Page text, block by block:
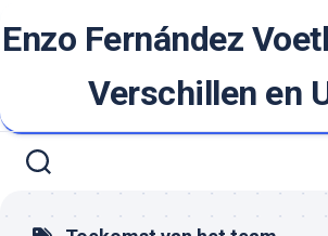
naar
Enzo Fernández
Verschillen en